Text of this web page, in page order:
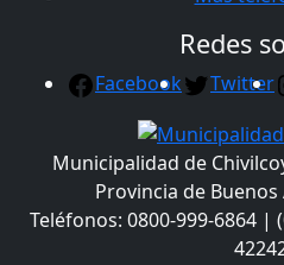
Redes
Facebook Twitter
Municipalidad de
Provincia de
Teléfonos: 0800-999-6864 |